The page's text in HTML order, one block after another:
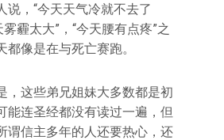
说，“今天天气冷就不去了
霾太大”，“今天腰有点疼”之
都像是在与死亡赛跑。
，这些弟兄姐妹大多数都是初
能连圣经都没有读过一遍，但
谓信主多年的人还要热心，还